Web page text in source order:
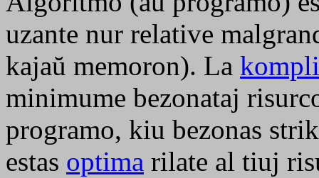
uzante nur relative
kajaŭ memoron). La
minimume bezonataj
programo, kiu bezonas
estas optima rilate al tiuj